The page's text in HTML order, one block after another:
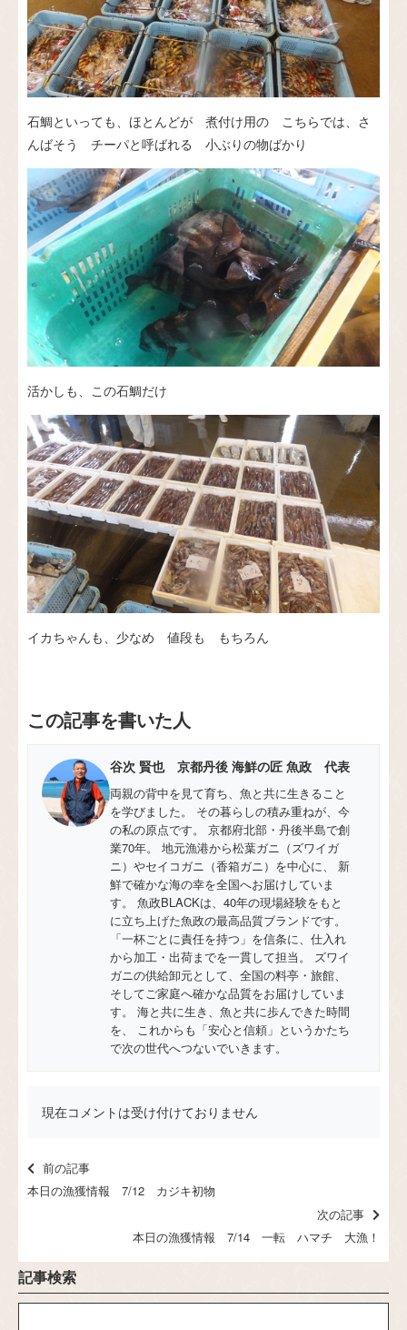
石鯛といっても、ほとんどが 煮付け用の こちらでは、さ
んばそう チーパと呼ばれる 小ぶりの物ばかり
活かしも、この石鯛だけ
イカちゃんも、少なめ 値段も もちろん
この記事を書いた人
谷次 賢也 京都丹後 海鮮の匠 魚政 代表
両親の背中を見て育ち、魚と共に生きること
を学びました。 その暮らしの積み重ねが、今
の私の原点です。 京都府北部・丹後半島で創
業70年。 地元漁港から松葉ガニ（ズワイガ
ニ）やセイコガニ（香箱ガニ）を中心に、 新
鮮で確かな海の幸を全国へお届けしていま
す。 魚政BLACKは、40年の現場経験をもと
に立ち上げた魚政の最高品質ブランドです。
「一杯ごとに責任を持つ」を信条に、仕入れ
から加工・出荷までを一貫して担当。 ズワイ
ガニの供給卸元として、全国の料亭・旅館、
そしてご家庭へ確かな品質をお届けしていま
す。 海と共に生き、魚と共に歩んできた時間
を、 これからも「安心と信頼」というかたち
で次の世代へつないでいきます。
現在コメントは受け付けておりません
前の記事
本日の漁獲情報 7/12 カジキ初物
次の記事
本日の漁獲情報 7/14 一転 ハマチ 大漁！
記事検索